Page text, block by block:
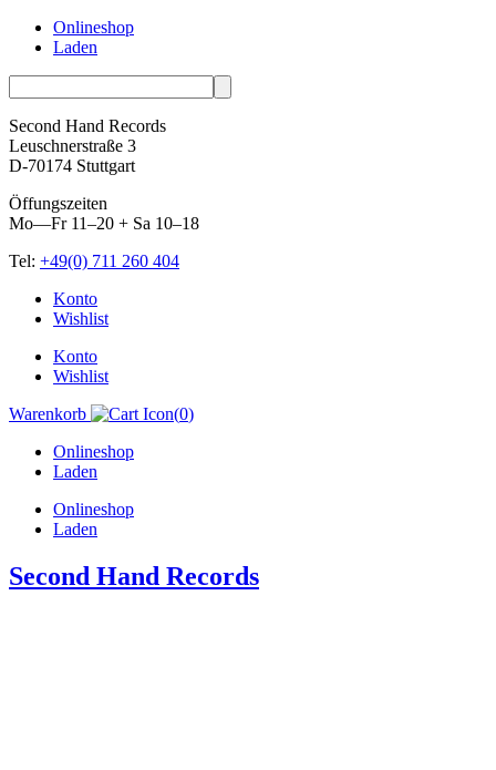
Onlineshop
Laden
Second Hand Records
Leuschnerstraße 3
D-70174 Stuttgart
Öffungszeiten
Mo—Fr 11–20 + Sa 10–18
Tel: +49(0) 711 260 404
Skip
Konto
Wishlist
Konto
Wishlist
Warenkorb
(0)
Onlineshop
Laden
Onlineshop
Laden
Second Hand Records